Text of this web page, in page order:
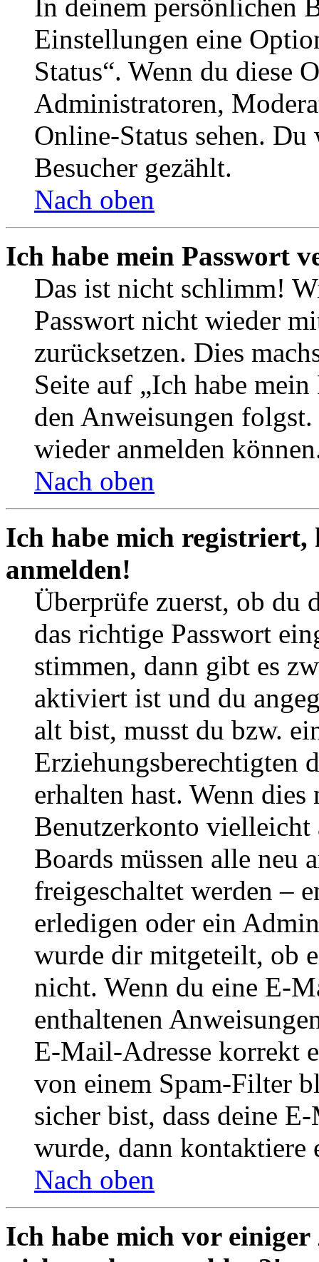
In deinem persönlichen
Einstellungen eine
Status“. Wenn du diese
Administratoren,
Online-Status sehen.
Besucher gezählt.
Nach oben
Ich habe mein Passwort
Das ist nicht schlimm!
Passwort nicht wieder
zurücksetzen. Dies
Seite auf „Ich habe
den Anweisungen
wieder anmelden
Nach oben
Ich habe mich
anmelden!
Überprüfe zuerst, ob du
das richtige Passwort
stimmen, dann gibt es
aktiviert ist und du
alt bist, musst du bzw.
Erziehungsberechtigten
erhalten hast. Wenn
Benutzerkonto
Boards müssen alle neu
freigeschaltet werden –
erledigen oder ein
wurde dir mitgeteilt, ob
nicht. Wenn du eine E-
enthaltenen
E-Mail-Adresse korrekt
von einem Spam-Filter
sicher bist, dass deine
wurde, dann kontaktiere
Nach oben
Ich habe mich vor